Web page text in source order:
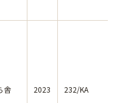
舎 2023 232/KA